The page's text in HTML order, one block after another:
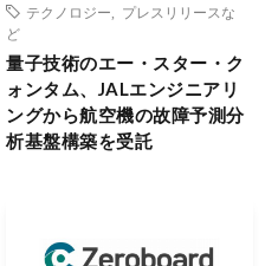
テクノロジー
プレスリリースな
ど
量子技術のエー・スター・ク
ォンタム、JALエンジニアリ
ングから航空機の故障予測分
析基盤構築を受託